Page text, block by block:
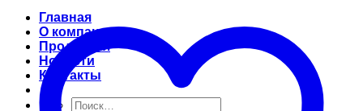
Главная
О компании
Продукция
Новости
Контакты
Искать: